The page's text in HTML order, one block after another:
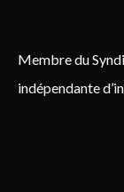
Membre du
indépendante